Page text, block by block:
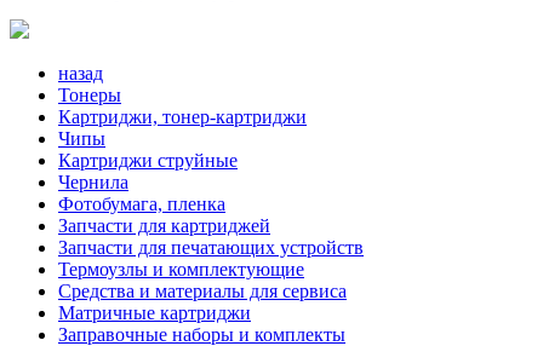
назад
Тонеры
Картриджи, тонер-картриджи
Чипы
Картриджи струйные
Чернила
Фотобумага, пленка
Запчасти для картриджей
Запчасти для печатающих устройств
Термоузлы и комплектующие
Средства и материалы для сервиса
Матричные картриджи
Заправочные наборы и комплекты